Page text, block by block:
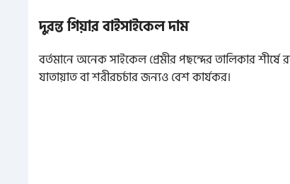
দুরন্ত গিয়ার বাইসাইকেল দাম
বর্তমানে অনেক সাইকেল প্রেমীর পছন্দের তালিকার
যাতায়াত বা শরীরচর্চার জন্যও বেশ কার্যকর।